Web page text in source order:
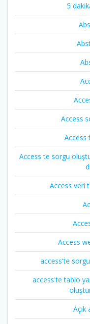
5
Access
Access
Access te sorgu
Access veri
Access
access'te
access'te tablo
Açık